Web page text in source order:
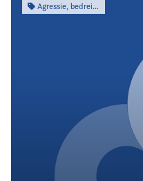
Agressie, bedreiging & intimidatie